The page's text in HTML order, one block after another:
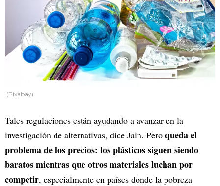
(Pixabay)
Tales regulaciones están ayudando a avanzar en la
investigación de alternativas, dice Jain. Pero queda el
problema de los precios: los plásticos siguen siendo
baratos mientras que otros materiales luchan por
competir, especialmente en países donde la pobreza